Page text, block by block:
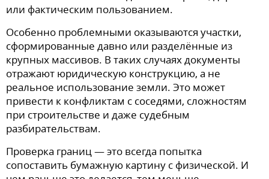
или фактическим пользованием.
Особенно проблемными оказываются участки,
сформированные давно или разделённые из
крупных массивов. В таких случаях документы
отражают юридическую конструкцию, а не
реальное использование земли. Это может
привести к конфликтам с соседями, сложностям
при строительстве и даже судебным
разбирательствам.
Проверка границ — это всегда попытка
сопоставить бумажную картину с физической. И